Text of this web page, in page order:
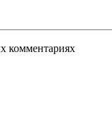
комментариях